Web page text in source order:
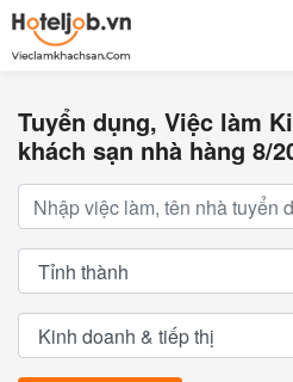
Tuyển dụng, Việc làm
khách sạn nhà hàng 8/